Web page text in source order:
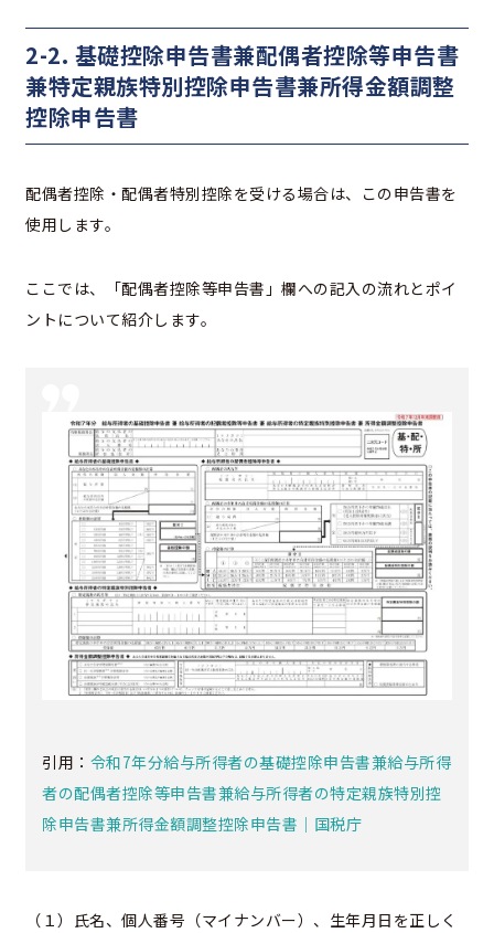
2-2. 基礎控除申告書兼配偶者控除等申告書
兼特定親族特別控除申告書兼所得金額調整
控除申告書
配偶者控除・配偶者特別控除を受ける場合は、この申告書を
使用します。
ここでは、「配偶者控除等申告書」欄への記入の流れとポイ
ントについて紹介します。
引用： 令和7年分給与所得者の基礎控除申告書兼給与所得
者の配偶者控除等申告書兼給与所得者の特定親族特別控
除申告書兼所得金額調整控除申告書｜国税庁
（１）氏名、個人番号（マイナンバー）、生年月日を正しく